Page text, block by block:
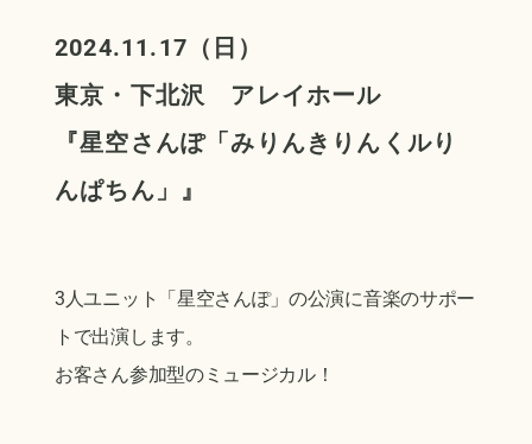
2024.11.17（日）
東京・下北沢 アレイホール
『星空さんぽ「みりんきりんくルり
んぱちん」 』
3人ユニット「星空さんぽ」の公演に音楽のサポー
トで出演します。
お客さん参加型のミュージカル！